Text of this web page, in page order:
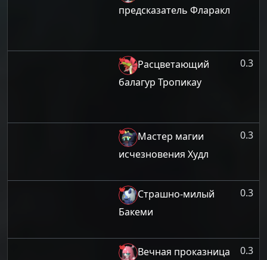
предсказатель Фларакл
Расцветающий
балагур Тропикау
0.3
Мастер магии
исчезновения Худл
0.3
Страшно-милый
Бакеми
0.3
Вечная проказница 0.3